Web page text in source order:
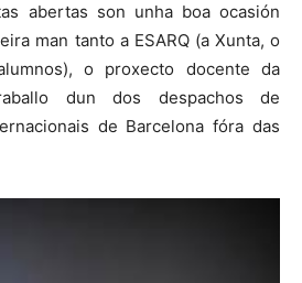
abertas son unha boa ocasión
man tanto a ESARQ (a Xunta, o
o proxecto docente da
dun dos despachos de
de Barcelona fóra das